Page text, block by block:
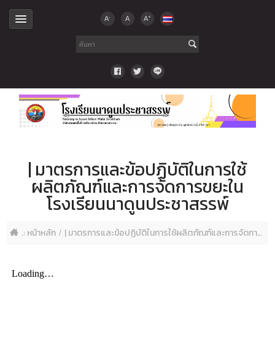
A- A A+
| มาตรการและข้อปฏิบัติในการใช้
ผลิตภัณฑ์และการจัดการขยะใน
โรงเรียนนาดูนประชาสรรพ์
.: หน้าหลัก | มาตรการและข้อปฏิบัติในการใช้ผลิตภัณฑ์และการจัดการขยะในโรงเรียนนาดูนประชาสรรพ์